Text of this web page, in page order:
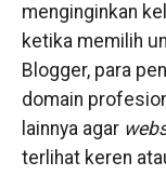
menginginkan
ketika memilih
Blogger, para
domain
lainnya agar
terlihat keren